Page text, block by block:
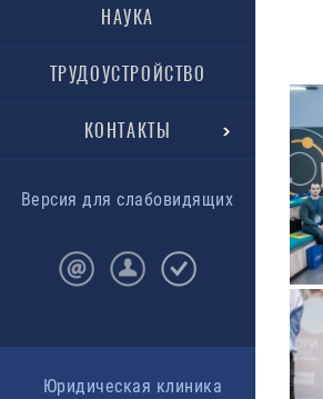
НАУКА
ТРУДОУСТРОЙСТВО
КОНТАКТЫ
Версия для слабовидящих
Юридическая клиника